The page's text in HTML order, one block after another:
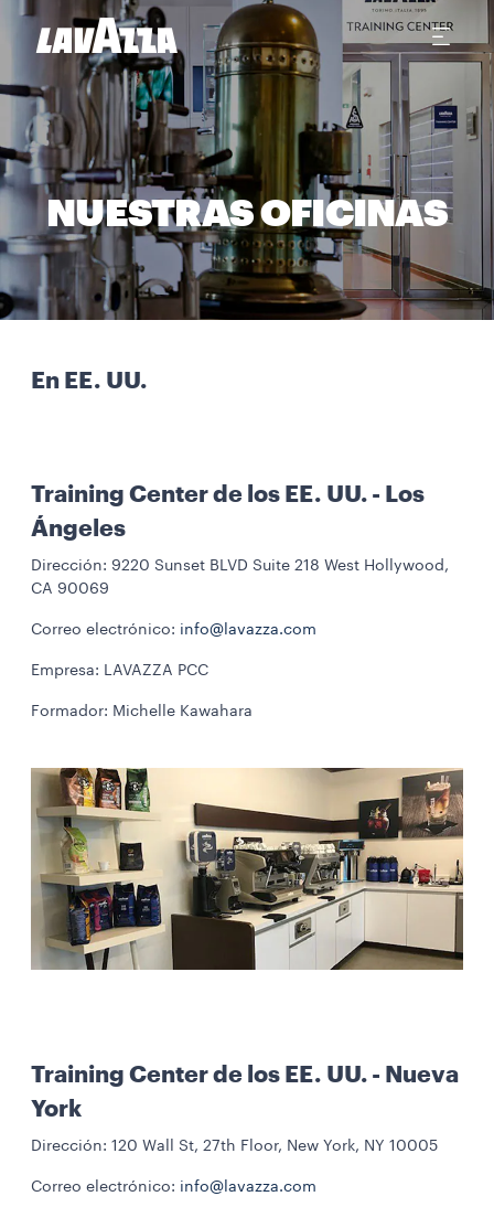
NUESTRAS OFICINAS
En EE. UU.
Training Center de los EE. UU. - Los
Ángeles
Dirección: 9220 Sunset BLVD Suite 218 West Hollywood,
CA 90069
Correo electrónico: info@lavazza.com
Empresa: LAVAZZA PCC
Formador: Michelle Kawahara
Training Center de los EE. UU. - Nueva
York
Dirección: 120 Wall St, 27th Floor, New York, NY 10005
Correo electrónico: info@lavazza.com